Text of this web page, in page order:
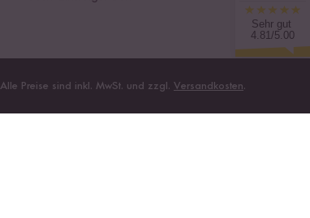
Alle Preise sind inkl. MwSt. und zzgl. Versandkosten.
Sehr gut
4.81/5.00